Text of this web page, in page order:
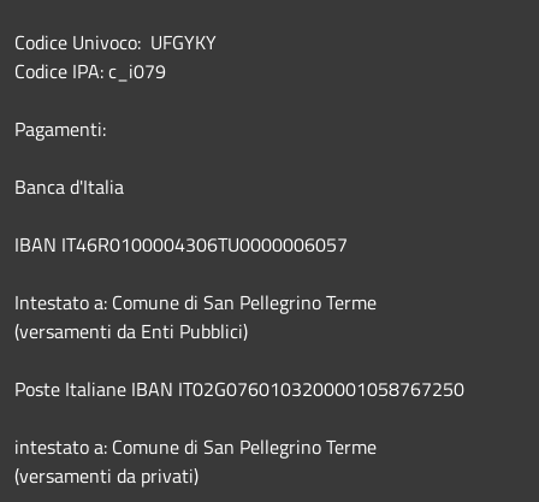
Codice Univoco: UFGYKY
Codice IPA: c_i079
Pagamenti:
Banca d'Italia
IBAN IT46R0100004306TU0000006057
Intestato a: Comune di San Pellegrino Terme
(versamenti da Enti Pubblici)
Poste Italiane IBAN IT02G0760103200001058767250
intestato a: Comune di San Pellegrino Terme
(versamenti da privati)